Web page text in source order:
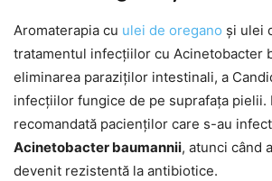
Aromaterapia cu ulei de oregano și ulei
tratamentul infecțiilor cu Acinetobacter
eliminarea paraziților intestinali, a
infecțiilor fungice de pe suprafața pielii.
recomandată pacienților care s-au
Acinetobacter baumannii, atunci când
devenit rezistentă la antibiotice.